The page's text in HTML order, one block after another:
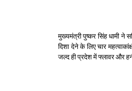
मुख्यमंत्री पुष्कर सिंह धामी ने
दिशा देने के लिए चार
जल्द ही प्रदेश में फ्लावर और